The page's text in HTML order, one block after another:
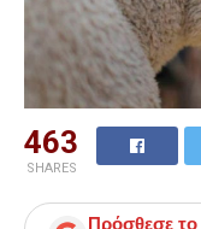
463
SHARES
Πρόσθεσε το